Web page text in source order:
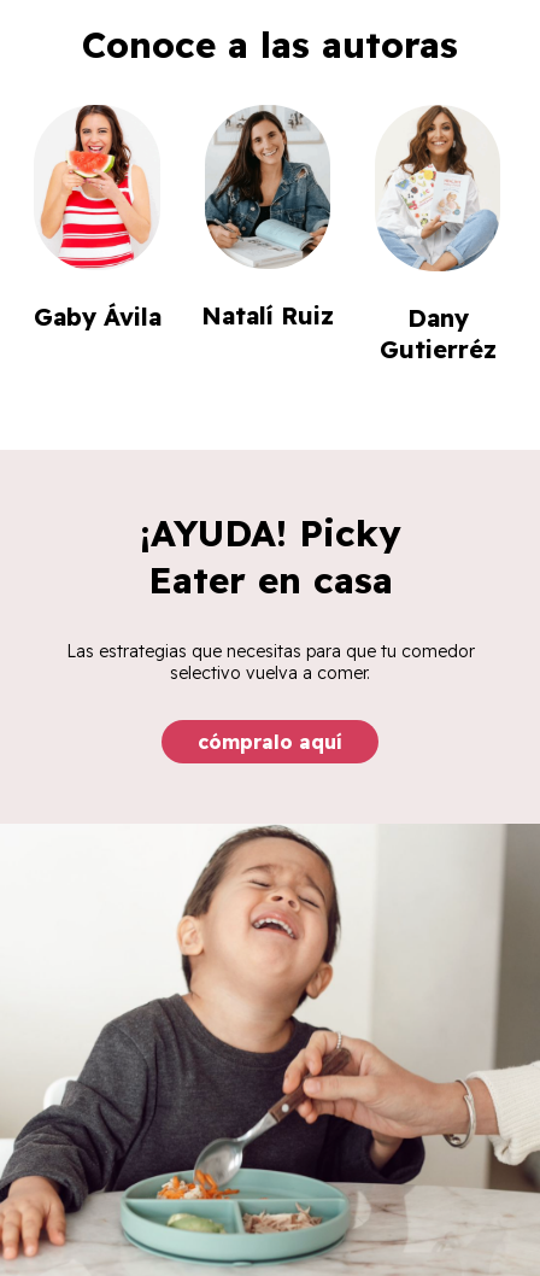
Conoce a las autoras
Gaby Ávila Natalí Ruiz
Dany
Gutierréz
¡AYUDA! Picky
Eater en casa
Las estrategias que necesitas para que tu comedor
selectivo vuelva a comer.
cómpralo aquí